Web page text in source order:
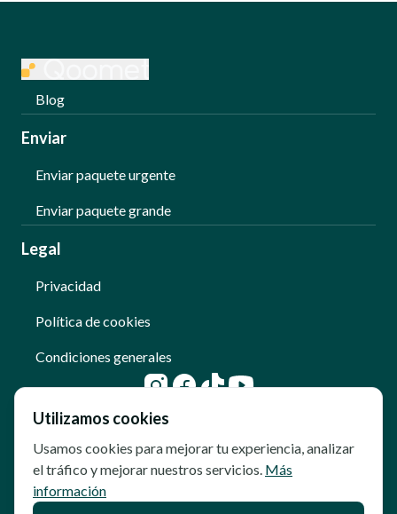
Blog
Enviar
Enviar paquete urgente
Enviar paquete grande
Legal
Privacidad
Política de cookies
Condiciones generales
Utilizamos cookies
Usamos cookies para mejorar tu experiencia, analizar
el tráfico y mejorar nuestros servicios. Más
información